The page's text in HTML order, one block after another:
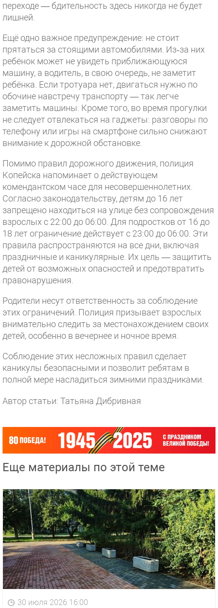
переходе — бдительность здесь никогда не будет
лишней.
Ещё одно важное предупреждение: не стоит
прятаться за стоящими автомобилями. Из‑за них
ребёнок может не увидеть приближающуюся
машину, а водитель, в свою очередь, не заметит
ребёнка. Если тротуара нет, двигаться нужно по
обочине навстречу транспорту — так легче
заметить машины. Кроме того, во время прогулки
не следует отвлекаться на гаджеты: разговоры по
телефону или игры на смартфоне сильно снижают
внимание к дорожной обстановке.
Помимо правил дорожного движения, полиция
Копейска напоминает о действующем
комендантском часе для несовершеннолетних.
Согласно законодательству, детям до 16 лет
запрещено находиться на улице без сопровождения
взрослых с 22:00 до 06:00. Для подростков от 16 до
18 лет ограничение действует с 23:00 до 06:00. Эти
правила распространяются на все дни, включая
праздничные и каникулярные. Их цель — защитить
детей от возможных опасностей и предотвратить
правонарушения.
Родители несут ответственность за соблюдение
этих ограничений. Полиция призывает взрослых
внимательно следить за местонахождением своих
детей, особенно в вечернее и ночное время.
Соблюдение этих несложных правил сделает
каникулы безопасными и позволит ребятам в
полной мере насладиться зимними праздниками.
Автор статьи: Татьяна Дибривная
Еще материалы по этой теме
30 июля 2026 16:00